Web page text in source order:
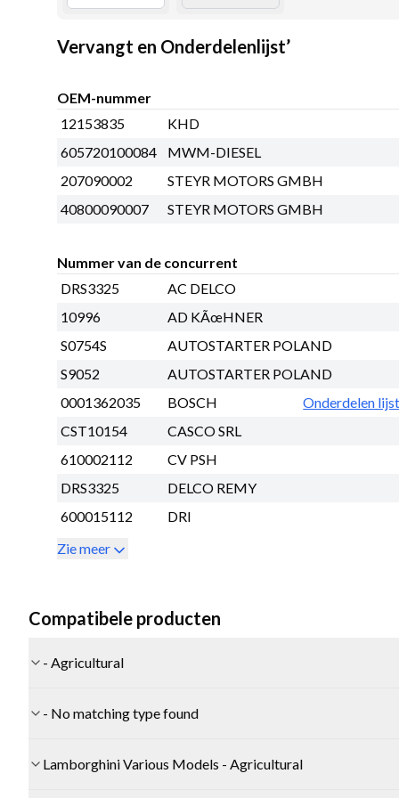
Vervangt en Onderdelenlijst’
OEM-nummer
12153835
KHD
605720100084
MWM-DIESEL
207090002
STEYR MOTORS GMBH
40800090007
STEYR MOTORS GMBH
Nummer van de concurrent
DRS3325
AC DELCO
10996
AD KÃœHNER
S0754S
AUTOSTARTER POLAND
S9052
AUTOSTARTER POLAND
0001362035
BOSCH
Onderdelen
CST10154
CASCO SRL
610002112
CV PSH
DRS3325
DELCO REMY
600015112
DRI
Zie meer
Compatibele producten
- Agricultural
- No matching type found
Lamborghini Various Models - Agricultural